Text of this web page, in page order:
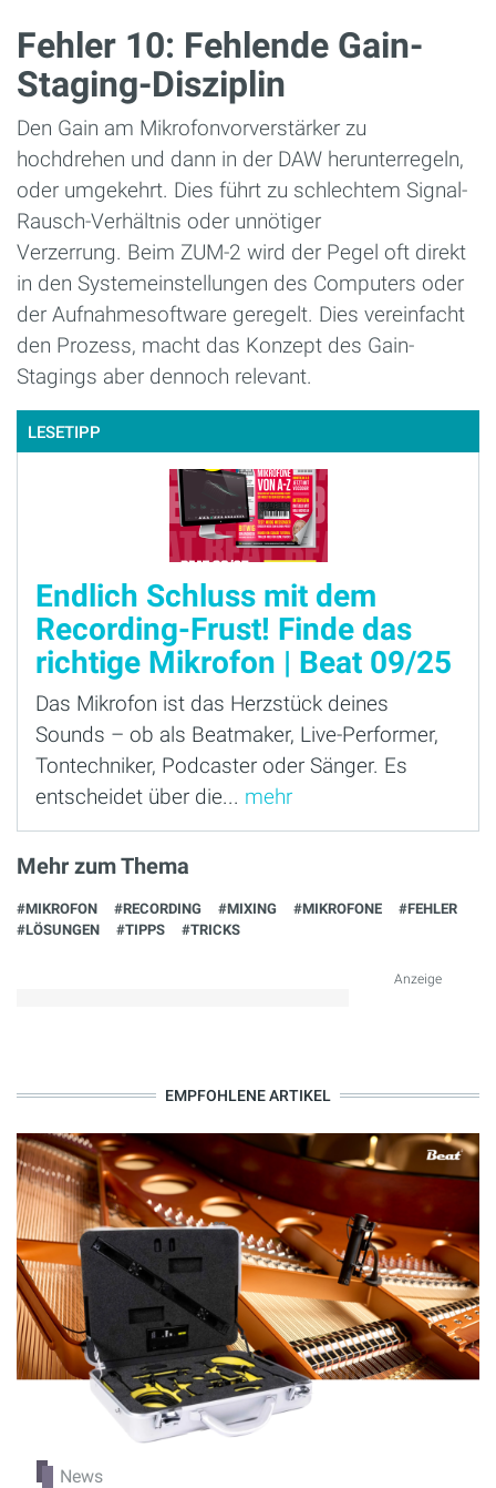
Fehler 10: Fehlende Gain-
Staging-Disziplin
Den Gain am Mikrofonvorverstärker zu
hochdrehen und dann in der DAW herunterregeln,
oder umgekehrt. Dies führt zu schlechtem Signal-
Rausch-Verhältnis oder unnötiger
Verzerrung. Beim ZUM-2 wird der Pegel oft direkt
in den Systemeinstellungen des Computers oder
der Aufnahmesoftware geregelt. Dies vereinfacht
den Prozess, macht das Konzept des Gain-
Stagings aber dennoch relevant.
LESETIPP
Endlich Schluss mit dem
Recording-Frust! Finde das
richtige Mikrofon | Beat 09/25
Das Mikrofon ist das Herzstück deines
Sounds – ob als Beatmaker, Live-Performer,
Tontechniker, Podcaster oder Sänger. Es
entscheidet über die... mehr
Mehr zum Thema
#MIKROFON #RECORDING #MIXING #MIKROFONE
#FEHLER
#LÖSUNGEN
#TIPPS #TRICKS
Anzeige
EMPFOHLENE ARTIKEL
News